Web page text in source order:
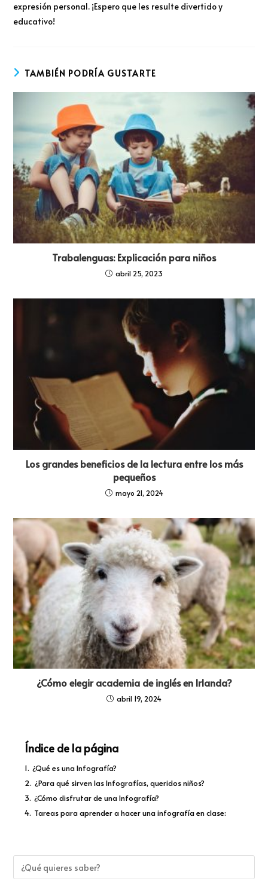
expresión personal. ¡Espero que les resulte divertido y
educativo!
TAMBIÉN PODRÍA GUSTARTE
Trabalenguas: Explicación para niños
abril 25, 2023
Los grandes beneficios de la lectura entre los más
pequeños
mayo 21, 2024
¿Cómo elegir academia de inglés en Irlanda?
abril 19, 2024
Índice de la página
1. ¿Qué es una Infografía?
2. ¿Para qué sirven las Infografías, queridos niños?
3. ¿Cómo disfrutar de una Infografía?
4. Tareas para aprender a hacer una infografía en clase: